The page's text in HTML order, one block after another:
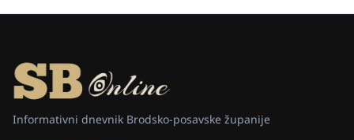
Informativni dnevnik Brodsko-posavske županije